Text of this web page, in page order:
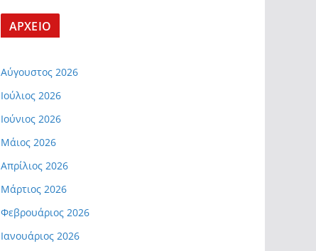
ΑΡΧΕΙΟ
Αύγουστος 2026
Ιούλιος 2026
Ιούνιος 2026
Μάιος 2026
Απρίλιος 2026
Μάρτιος 2026
Φεβρουάριος 2026
Ιανουάριος 2026